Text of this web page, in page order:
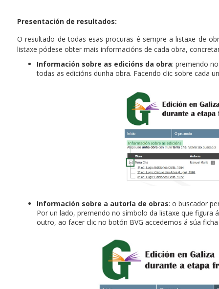
Presentación de resultados:
O resultado de todas esas procuras é sempre a listaxe de
listaxe pódese obter mais informacións de cada obra,
Información sobre as edicións da obra: premendo
todas as edicións dunha obra. Facendo clic sobre cada
Información sobre a autoría de obras: o buscador
Por un lado, premendo no símbolo da listaxe que
outro, ao facer clic no botón BVG accedemos á súa